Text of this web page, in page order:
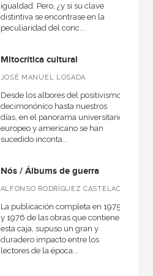
igualdad. Pero, ¿y si su clave
distintiva se encontrase en la
peculiaridad del conc...
Mitocrítica cultural
JOSÉ MANUEL LOSADA
Desde los albores del positivismo
decimonónico hasta nuestros
días, en el panorama universitario
europeo y americano se han
sucedido inconta...
Nós / Álbums de guerra
ALFONSO RODRÍGUEZ CASTELAO
La publicación completa en 1975
y 1976 de las obras que contiene
esta caja, supuso un gran y
duradero impacto entre los
lectores de la época...